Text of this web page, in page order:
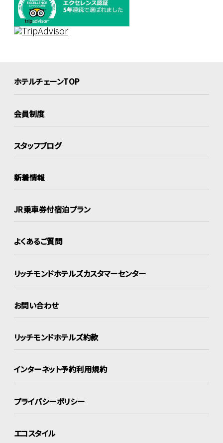
ホテルチェーンTOP
会員制度
スタッフブログ
新着情報
JR乗車券付宿泊プラン
よくあるご質問
リッチモンドホテルズカスタマーセンター
お問い合わせ
リッチモンドホテルズ約款
インターネット予約利用規約
プライバシーポリシー
エコスタイル